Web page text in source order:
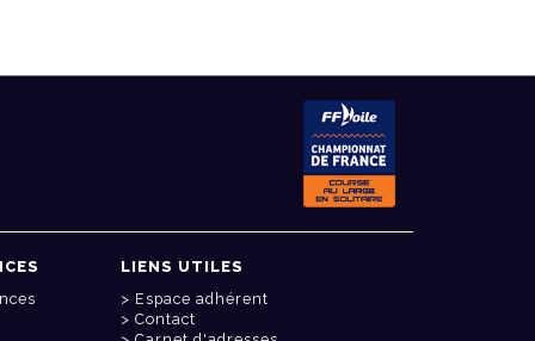
LIENS UTILES
Espace adhérent
Contact